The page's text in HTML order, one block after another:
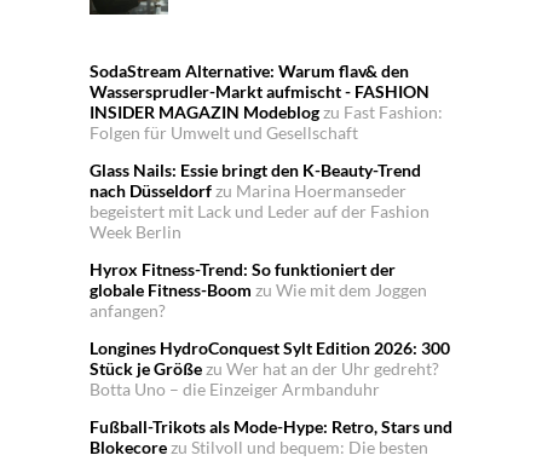
SodaStream Alternative: Warum flav& den
Wassersprudler-Markt aufmischt - FASHION
INSIDER MAGAZIN Modeblogzu Fast Fashion:
Folgen für Umwelt und Gesellschaft
Glass Nails: Essie bringt den K-Beauty-Trend
nach Düsseldorfzu Marina Hoermanseder
begeistert mit Lack und Leder auf der Fashion
Week Berlin
Hyrox Fitness-Trend: So funktioniert der
globale Fitness-Boom zu Wie mit dem Joggen
anfangen?
Longines HydroConquest Sylt Edition 2026: 300
Stück je Größezu Wer hat an der Uhr gedreht?
Botta Uno – die Einzeiger Armbanduhr
Fußball-Trikots als Mode-Hype: Retro, Stars und
Blokecorezu Stilvoll und bequem: Die besten